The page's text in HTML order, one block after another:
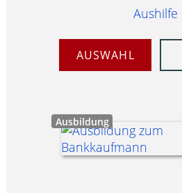
Aushilfe
AUSWAHL
Ausbildung